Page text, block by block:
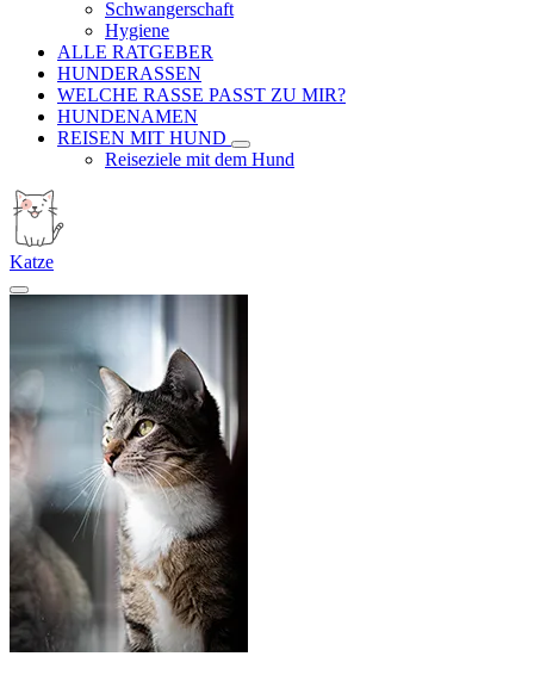
Schwangerschaft
Hygiene
ALLE RATGEBER
HUNDERASSEN
WELCHE RASSE PASST ZU MIR?
HUNDENAMEN
REISEN MIT HUND
Reiseziele mit dem Hund
Katze